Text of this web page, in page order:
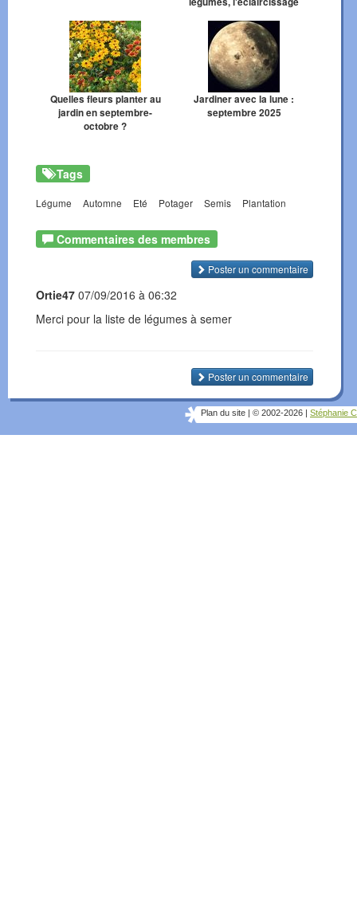
Quelles fleurs planter au
jardin en septembre-
octobre ?
Jardiner avec la lune :
septembre 2025
Tags
Légume Automne Eté Potager Semis Plantation
Commentaires des membres
Poster un commentaire
Ortie47 07/09/2016 à 06:32
Merci pour la liste de légumes à semer
Poster un commentaire
Plan du site | © 2002-2026 | Stéphanie C